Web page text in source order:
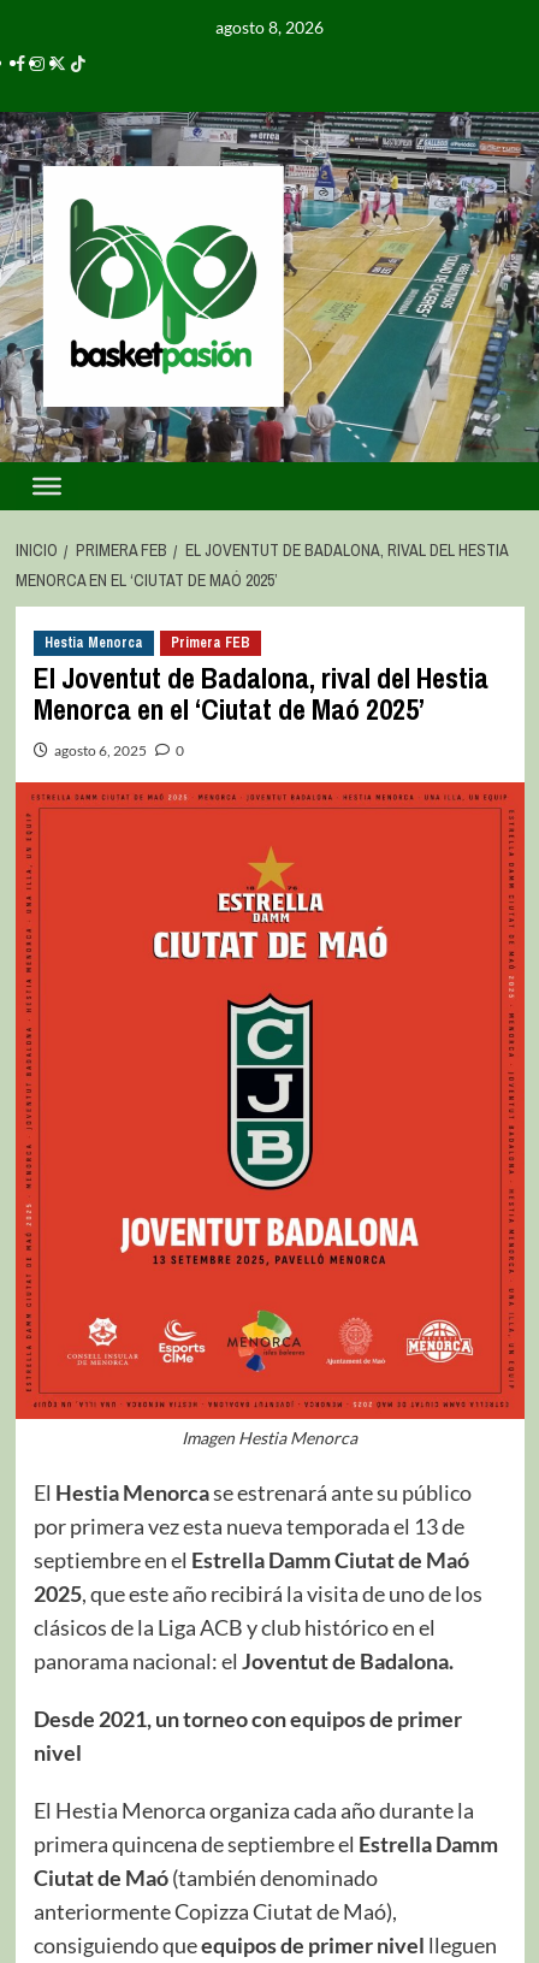
agosto 8, 2026
INICIO PRIMERA FEB
EL JOVENTUT DE BADALONA, RIVAL DEL HESTIA
MENORCA EN EL ‘CIUTAT DE MAÓ 2025’
Hestia Menorca Primera FEB
El Joventut de Badalona, rival del Hestia
Menorca en el ‘Ciutat de Maó 2025’
agosto 6, 2025 0
Imagen Hestia Menorca
El Hestia Menorcase estrenará ante su público
por primera vez esta nueva temporada el 13 de
septiembre en el Estrella Damm Ciutat de Maó
2025, que este año recibirá la visita de uno de los
clásicos de la Liga ACB y club histórico en el
panorama nacional: el Joventut de Badalona.
Desde 2021, un torneo con equipos de primer
nivel
El Hestia Menorca organiza cada año durante la
primera quincena de septiembre el Estrella Damm
Ciutat de Maó(también denominado
anteriormente Copizza Ciutat de Maó),
consiguiendo queequipos de primer nivel lleguen